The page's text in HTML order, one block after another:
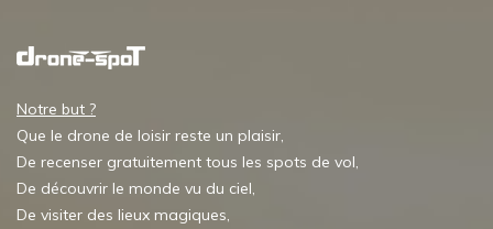
Notre but ?
Que le drone de loisir reste un plaisir,
De recenser gratuitement tous les spots de vol,
De découvrir le monde vu du ciel,
De visiter des lieux magiques,